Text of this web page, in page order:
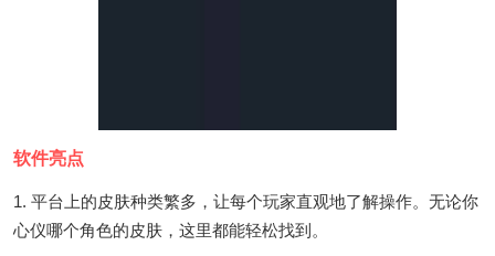
软件亮点
1. 平台上的皮肤种类繁多，让每个玩家直观地了解操作。无论你
心仪哪个角色的皮肤，这里都能轻松找到。